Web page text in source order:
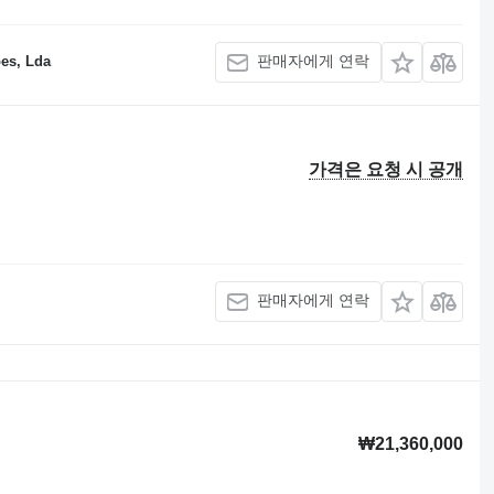
Lda 판매자에게 연락
가격은 요청 시 공개
판매자에게 연락
₩21,360,000